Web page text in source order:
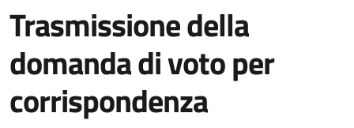
Trasmissione della
domanda di voto per
corrispondenza